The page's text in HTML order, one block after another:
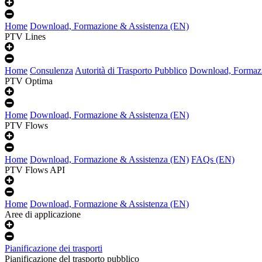
Home Download, Formazione & Assistenza (EN)
PTV Lines
Home ConsulenzaAutorità di Trasporto Pubblico Download,
PTV Optima
Home Download, Formazione & Assistenza (EN)
PTV Flows
Home Download, Formazione & Assistenza (EN) FAQs (EN)
PTV Flows API
Home Download, Formazione & Assistenza (EN)
Aree di applicazione
Pianificazione dei trasporti
Pianificazione del trasporto pubblico